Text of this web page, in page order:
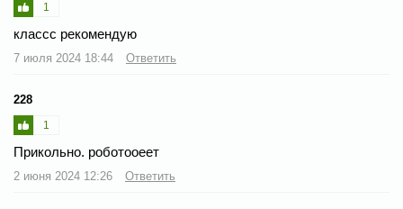
1
классс рекомендую
7 июля 2024 18:44 Ответить
228
1
Прикольно. роботооеет
2 июня 2024 12:26 Ответить